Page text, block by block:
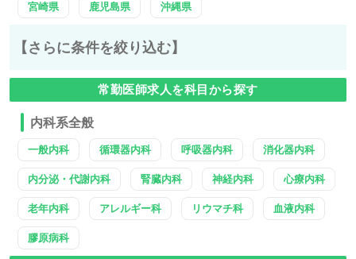
宮崎県 鹿児島県 沖縄県
【さらに条件を絞り込む】
常勤医師求人を科目から探す
内科系全般
一般内科 循環器内科 呼吸器内科 消化器内科
内分泌・代謝内科 腎臓内科 神経内科 心療内科
老年内科 アレルギー科 リウマチ科 血液内科
膠原病科